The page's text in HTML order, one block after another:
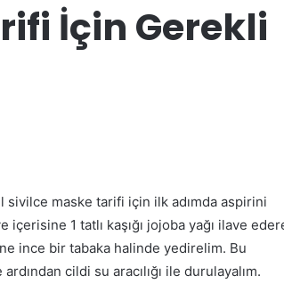
İçin Gerekli
sivilce maske tarifi için ilk adımda aspirini
içerisine 1 tatlı kaşığı jojoba yağı ilave
ince bir tabaka halinde yedirelim. Bu
cildi su aracılığı ile durulayalım.